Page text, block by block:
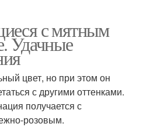
с мятным
Удачные
цвет, но при этом он
с другими оттенками.
получается с
розовым.